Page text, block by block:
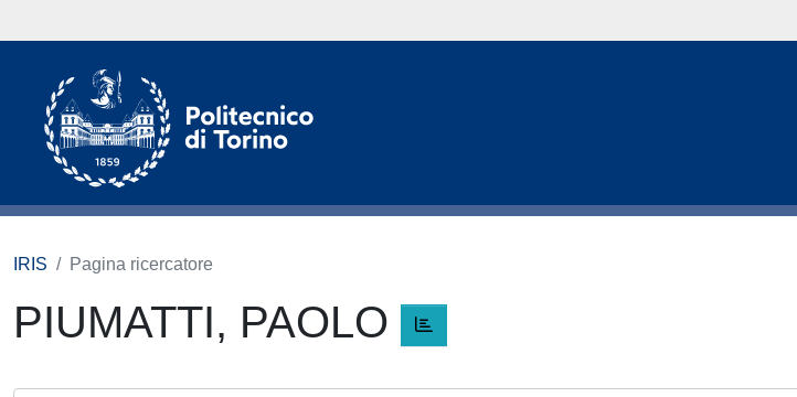
IRIS Pagina ricercatore
PIUMATTI, PAOLO